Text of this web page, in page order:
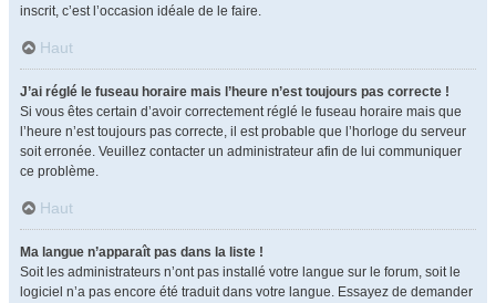
inscrit, c’est l’occasion idéale de le faire.
Haut
J’ai réglé le fuseau horaire mais l’heure n’est toujours pas correcte !
Si vous êtes certain d’avoir correctement réglé le fuseau horaire mais que
l’heure n’est toujours pas correcte, il est probable que l’horloge du serveur
soit erronée. Veuillez contacter un administrateur afin de lui communiquer
ce problème.
Haut
Ma langue n’apparaît pas dans la liste !
Soit les administrateurs n’ont pas installé votre langue sur le forum, soit le
logiciel n’a pas encore été traduit dans votre langue. Essayez de demander